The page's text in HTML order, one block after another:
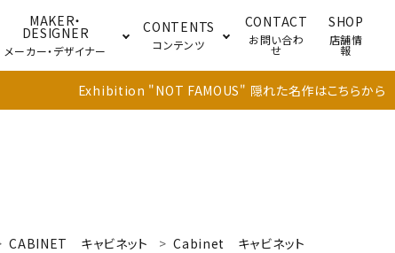
MAKER・
DESIGNER
メーカー・デザイナー
CONTENTS
コンテンツ
CONTACT
お問い合わ
せ
SHOP
店舗情
報
Exhibition "NOT FAMOUS" 隠れた名作はこちらから
CABINET キャビネット Cabinet キャビネット